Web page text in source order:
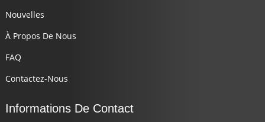
Nouvelles
À Propos De Nous
FAQ
Contactez-Nous
Informations De Contact